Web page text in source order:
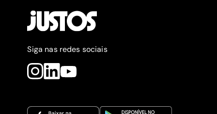
Siga nas redes sociais